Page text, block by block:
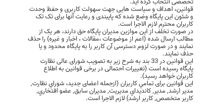
قوانین، اهداف و سیاست هایی جهت سهولت کاربری و حفظ وحدت
و شئون این پایگاه وضع شده که پایبندی و رعایت آنها برای تک تک
کاربران محترم لازم الاجرا است.
در صورت تخلف از این موازین مدیران پایگاه حق دارند، هر یک از
مطالب ارسال شده (اعم از موضوعات ،مقالات ، اخبار و غیره) را حذف
نمایند و در صورت لزوم دسترسی آن کاربر را به پایگاه محدود و یا
حذف نمایند.
این قوانین در 33 بند به شرح زیر به تصویب شورای عالی نظارت
پایگاه رسیده است (تغییرات احتمالی در برخی قوانین به اطلاع
کاربران خواهد رسید).
این قوانین برای تمامي كاربران (ازجمله اعضای جدید، شوراي نظارت,
مدير ارشد, مدير, کانديداي مديريت, مديران سابق, عضو افتخاري,
کاربر متخصص, کاربر ارشد) لازم الاجرا است.